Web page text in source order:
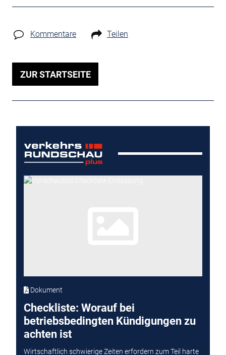
Kommentare Teilen
ZUR STARTSEITE
Dokument
Checkliste: Worauf bei
betriebsbedingten Kündigungen zu
achten ist
Wirtschaftlich schwierige Zeiten erfordern zum Teil harte